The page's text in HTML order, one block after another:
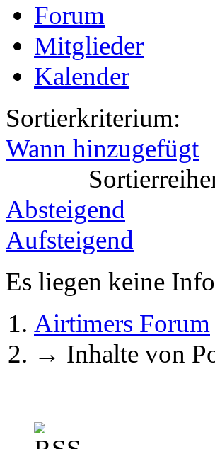
Forum
Mitglieder
Kalender
Sortierkriterium:
Wann hinzugefügt
Absteigend
Aufsteigend
Es liegen keine
Airtimers Forum
→ Inhalte von